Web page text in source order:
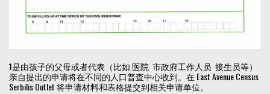
1是由孩子的父母或者代表（比如 医院 市政府工作人员 接生员等）
亲自提出的申请将在不同的人口普查中心收到。在 East Avenue Census
Serbilis Outlet 将申请材料和表格提交到相关申请单位。